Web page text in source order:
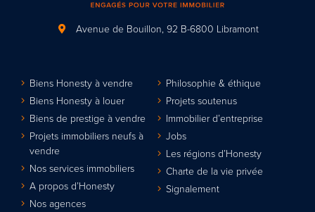
Avenue de Bouillon, 92 B-6800 Libramont
Biens Honesty à vendre
Biens Honesty à louer
Biens de prestige à vendre
Projets immobiliers neufs à
vendre
Nos services immobiliers
A propos d’Honesty
Nos agences
Philosophie & éthique
Projets soutenus
Immobilier d’entreprise
Jobs
Les régions d’Honesty
Charte de la vie privée
Signalement